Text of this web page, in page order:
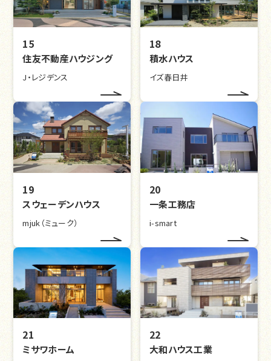
15
住友不動産ハウジング
J・レジデンス
18
積水ハウス
イズ春日井
19
スウェーデンハウス
mjuk（ミューク）
20
一条工務店
i-smart
21
ミサワホーム
22
大和ハウス工業